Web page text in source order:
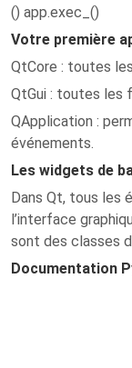
() app.exec_()
Votre première
QtCore : toutes
QtGui : toutes les
QApplication :
événements.
Les widgets de
Dans Qt, tous les
l’interface
sont des classes
Documentation